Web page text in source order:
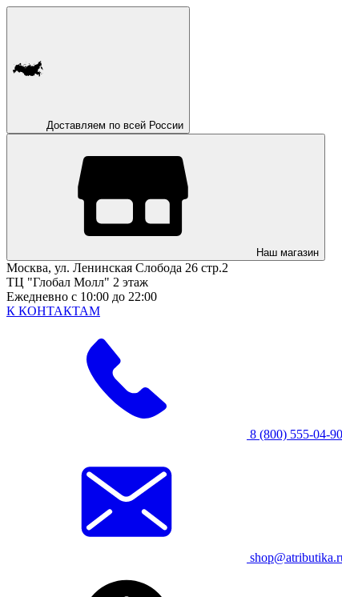
Доставляем по всей России
Наш магазин
Москва, ул. Ленинская Слобода 26 стр.2
ТЦ "Глобал Молл" 2 этаж
Ежедневно с 10:00 до 22:00
К КОНТАКТАМ
8 (800) 555-04-90